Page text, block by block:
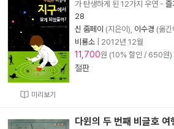
미리보기
가 탄생하게 된 12가지 우연 - 즐
28
신 줌페이 (지은이), 이수경 (옮긴
비룡소
2012년 12월
11,700원 (10% 할인 / 650원)
절판
다윈의 두 번째 비글호 여